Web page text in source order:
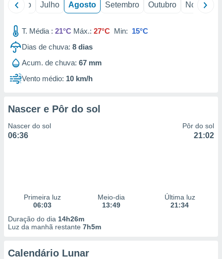
Junho Julho Agosto Setembro Outubro Novembro
T. Média : 21°C Máx.: 27°C Min: 15°C
Dias de chuva: 8 dias
Acum. de chuva: 67 mm
Vento médio: 10 km/h
Nascer e Pôr do sol
Nascer do sol
06:36
Pôr do sol
21:02
Primeira luz
06:03
Meio-dia
13:49
Última luz
21:34
Duração do dia 14h26m
Luz da manhã restante 7h5m
Calendário Lunar